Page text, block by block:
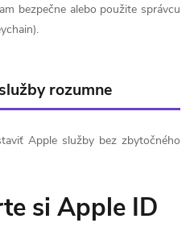
bezpečne alebo použite správcu
rozumne
Apple služby bez zbytočného
si Apple ID